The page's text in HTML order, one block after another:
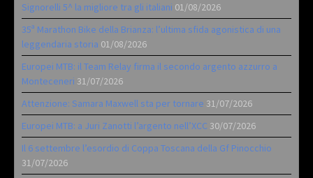
Signorelli 5^ la migliore tra gli italiani 01/08/2026
35ª Marathon Bike della Brianza: l’ultima sfida agonistica di una
leggendaria storia 01/08/2026
Europei MTB: il Team Relay firma il secondo argento azzurro a
Monteceneri 31/07/2026
Attenzione: Samara Maxwell sta per tornare 31/07/2026
Europei MTB: a Juri Zanotti l’argento nell’XCC 30/07/2026
Il 6 settembre l’esordio di Coppa Toscana della Gf Pinocchio
31/07/2026